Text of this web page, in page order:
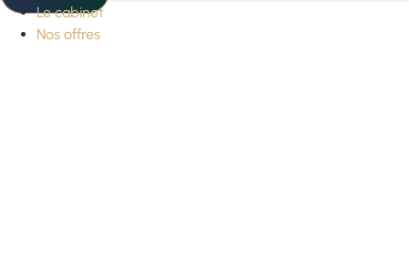
Le cabinet
Nos offres